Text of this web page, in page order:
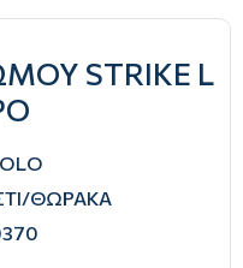
STRIKE L
ΘΩΡΑΚΑ